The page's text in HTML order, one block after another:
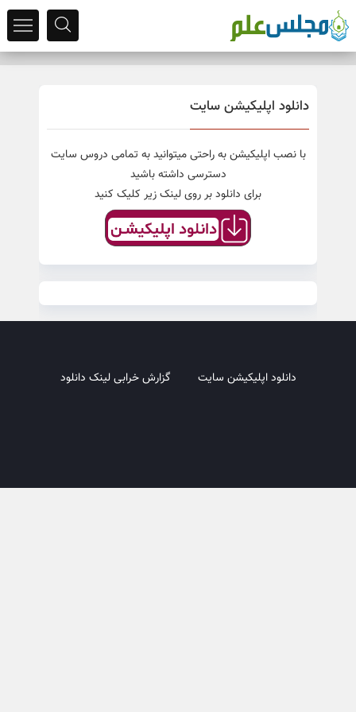
دانلود اپلیکیشن سایت
با نصب اپلیکیشن به راحتی میتوانید به تمامی دروس سایت
دسترسی داشته باشید
برای دانلود بر روی لینک زیر کلیک کنید
دانلود اپلیکیشن سایت گزارش خرابی لینک دانلود